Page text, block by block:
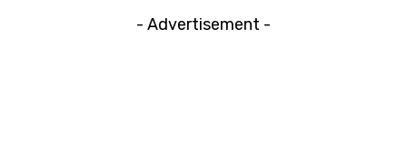
- Advertisement -